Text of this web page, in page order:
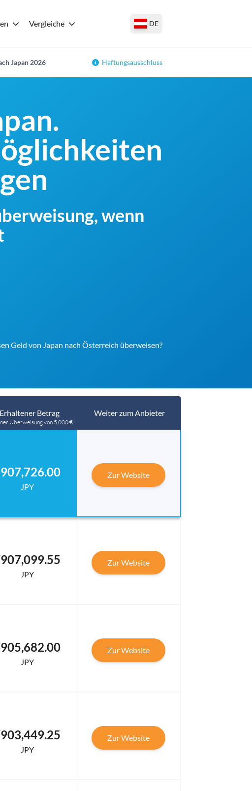
Vergleiche DE
Japan 2026 Haftungsausschluss
wenn
Geld von Japan nach Österreich überweisen?
Erhaltener Betrag
Überweisung von 5,000 €
Weiter zum Anbieter
JPY
Zur Website
JPY
Zur Website
JPY
Zur Website
JPY
Zur Website